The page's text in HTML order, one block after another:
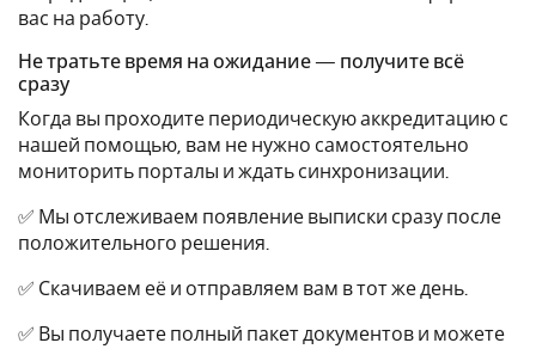
вас на работу.
Не тратьте время на ожидание — получите всё
сразу
Когда вы проходите периодическую аккредитацию с
нашей помощью, вам не нужно самостоятельно
мониторить порталы и ждать синхронизации.
✅ Мы отслеживаем появление выписки сразу после
положительного решения.
✅ Скачиваем её и отправляем вам в тот же день.
✅ Вы получаете полный пакет документов и можете